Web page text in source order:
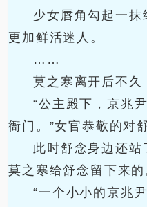
少女唇角勾起一
更加鲜活迷人。
……
莫之寒离开后不久
“公主殿下，京兆
衙门。”女官恭敬的对
此时舒念身边还站
莫之寒给舒念留下来的
“一个小小的京兆